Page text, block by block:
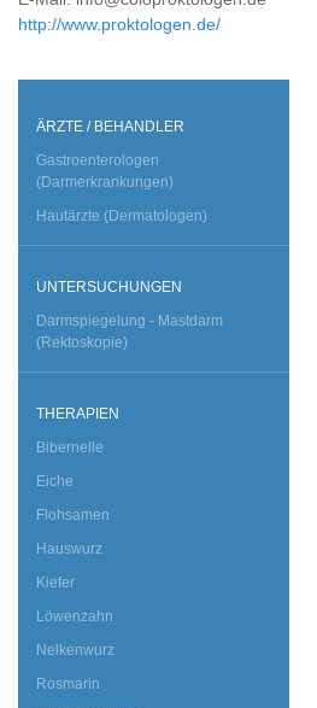
http://www.proktologen.de/
ÄRZTE / BEHANDLER
Gastroenterologen
(Darmerkrankungen)
Hautärzte (Dermatologen)
UNTERSUCHUNGEN
Darmspiegelung - Mastdarm
(Rektoskopie)
THERAPIEN
Bibernelle
Eiche
Flohsamen
Hauswurz
Kiefer
Löwenzahn
Nelkenwurz
Rosmarin